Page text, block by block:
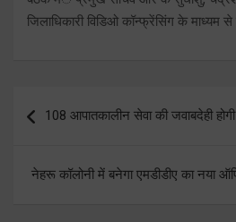
जिलाधिकारी विडिओ कॉन्फ्रेंसिंग के माध्यम
navigation
108 आपातकालीन सेवा की जवाबदेही
नेहरू कॉलोनी में बनेगा एमडीडीए का नया